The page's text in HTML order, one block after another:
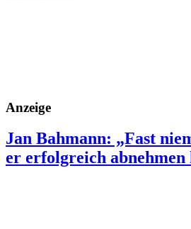
Anzeige
Jan Bahmann: „Fast
er erfolgreich abnehmen